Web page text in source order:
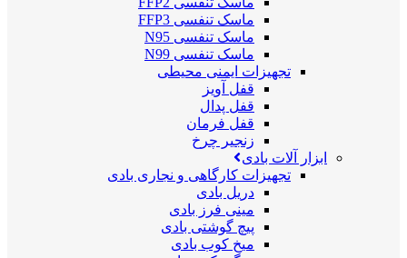
ماسک تنفسی FFP3
ماسک تنفسی N95
ماسک تنفسی N99
تجهیزات ایمنی محیطی
قفل آویز
قفل پدال
قفل فرمان
زنجیر چرخ
ابزار آلات بادی
تجهیزات کارگاهی و نجاری بادی
دریل بادی
مینی فرز بادی
پیچ گوشتی بادی
میخ کوب بادی